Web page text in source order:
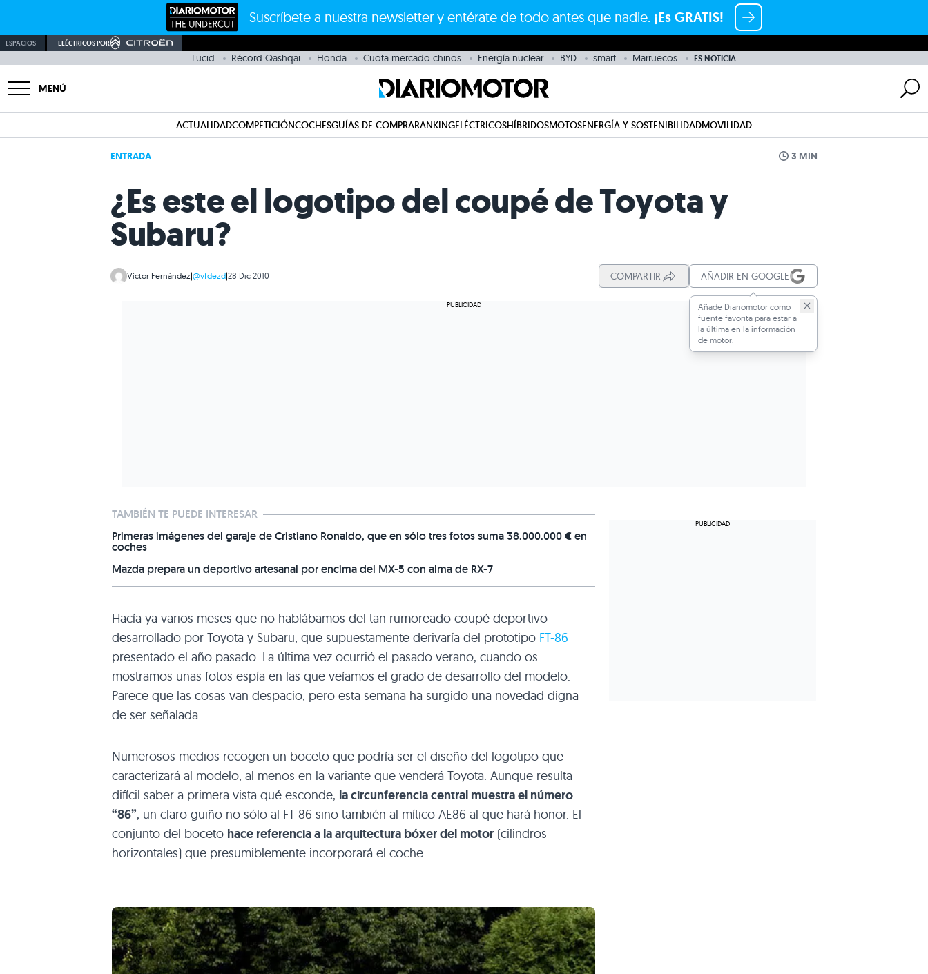
Suscríbete a nuestra newsletter y entérate de todo antes que nadie. ¡Es GRATIS!
ESPACIOS ELÉCTRICOS POR
Lucid Récord Qashqai Honda Cuota mercado chinos Energía nuclear BYD smart Marruecos ES NOTICIA
MENÚ
ACTUALIDADCOMPETICIÓNCOCHESGUÍAS DE COMPRARANKINGELÉCTRICOSHÍBRIDOSMOTOSENERGÍA Y SOSTENIBILIDADMOVILIDAD
ENTRADA 3 MIN
¿Es este el logotipo del coupé de Toyota y
Subaru?
Víctor Fernández|@vfdezd|28 Dic 2010 COMPARTIR AÑADIR EN GOOGLE
Añade Diariomotor como
fuente favorita para estar a
la última en la información
de motor.
TAMBIÉN TE PUEDE INTERESAR
Primeras imágenes del garaje de Cristiano Ronaldo, que en sólo tres fotos suma 38.000.000 € en
coches
Mazda prepara un deportivo artesanal por encima del MX-5 con alma de RX-7
Hacía ya varios meses que no hablábamos del tan rumoreado coupé deportivo
desarrollado por Toyota y Subaru, que supuestamente derivaría del prototipo FT-86
presentado el año pasado. La última vez ocurrió el pasado verano, cuando os
mostramos unas fotos espía en las que veíamos el grado de desarrollo del modelo.
Parece que las cosas van despacio, pero esta semana ha surgido una novedad digna
de ser señalada.
Numerosos medios recogen un boceto que podría ser el diseño del logotipo que
caracterizará al modelo, al menos en la variante que venderá Toyota. Aunque resulta
difícil saber a primera vista qué esconde, la circunferencia central muestra el número
“86”, un claro guiño no sólo al FT-86 sino también al mítico AE86 al que hará honor. El
conjunto del boceto hace referencia a la arquitectura bóxer del motor (cilindros
horizontales) que presumiblemente incorporará el coche.